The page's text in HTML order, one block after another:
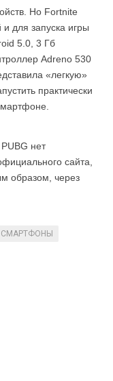
Но Fortnite
и для запуска игры
5.0, 3 Гб
Adreno 530
«легкую»
практически
нет
сайта,
образом, через
СМАРТФОНЫ